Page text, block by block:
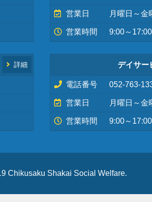
営業日 月曜日～金
営業時間 9:00～17:00
詳細 デイサー
電話番号 052-763-
営業日 月曜日～金
営業時間 9:00～17:00
Chikusaku Shakai Social Welfare.